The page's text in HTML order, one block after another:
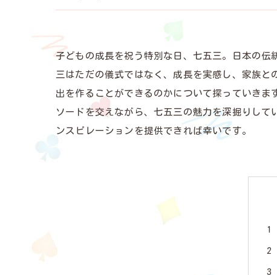
子どもの成長を祝う特別な日、七五三。日本の
三はただの儀式ではなく、成長を実感し、家族
出を作ることができるのかについて探っていき
ソードを交えながら、七五三の魅力を深掘りし
ンスピレーションを提供できれば幸いです。